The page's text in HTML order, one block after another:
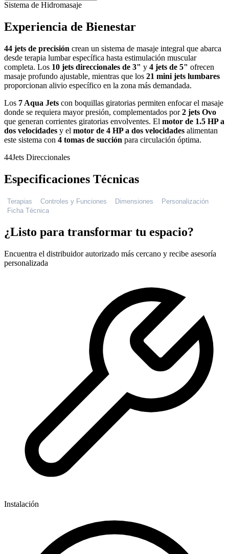
Sistema de Hidromasaje
Experiencia de Bienestar
44 jets de precisión crean un sistema de masaje integral que abarca
desde terapia lumbar específica hasta estimulación muscular
completa. Los 10 jets direccionales de 3" y 4 jets de 5" ofrecen
masaje profundo ajustable, mientras que los 21 mini jets lumbares
proporcionan alivio específico en la zona más demandada.
Los 7 Aqua Jets con boquillas giratorias permiten enfocar el masaje
donde se requiera mayor presión, complementados por2 jets Ovo
que generan corrientes giratorias envolventes. El motor de 1.5 HP a
dos velocidades y el motor de 4 HP a dos velocidades alimentan
este sistema con 4 tomas de succión para circulación óptima.
44Jets Direccionales
Especificaciones Técnicas
Terapias Controles y Funciones Dimensiones
Personalización
Ficha Técnica
¿Listo para transformar tu espacio?
Encuentra el distribuidor autorizado más cercano y recibe asesoría
personalizada
Instalación